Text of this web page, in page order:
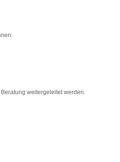
weitergeleitet werden.